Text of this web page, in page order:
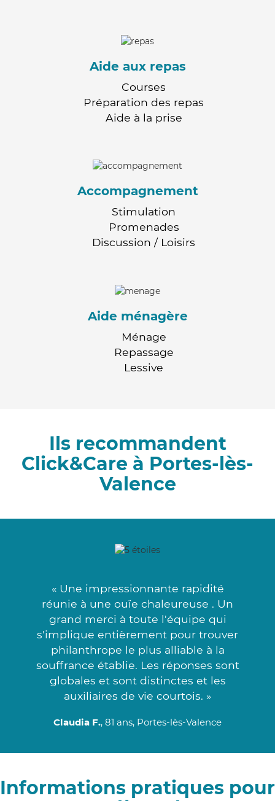
Aide aux repas
Courses
Préparation des repas
Aide à la prise
Accompagnement
Stimulation
Promenades
Discussion / Loisirs
Aide ménagère
Ménage
Repassage
Lessive
Ils recommandent
Click&Care à Portes-lès-
Valence
« Une impressionnante rapidité
réunie à une ouïe chaleureuse . Un
grand merci à toute l'équipe qui
s'implique entièrement pour trouver
philanthrope le plus alliable à la
souffrance établie. Les réponses sont
globales et sont distinctes et les
auxiliaires de vie courtois. »
Claudia F., 81 ans, Portes-lès-Valence
Informations pratiques pour